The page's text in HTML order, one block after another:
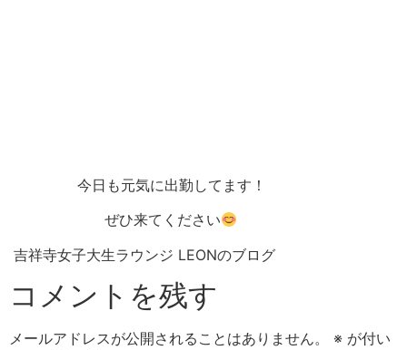
今日も元気に出勤してます！
ぜひ来てください
吉祥寺女子大生ラウンジ LEONのブログ
コメントを残す
メールアドレスが公開されることはありません。 ※ が付い